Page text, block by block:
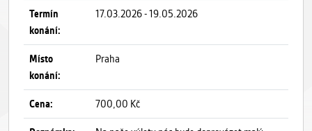
Termín
konání:
17.03.2026 - 19.05.2026
Místo
konání:
Praha
Cena: 700,00 Kč